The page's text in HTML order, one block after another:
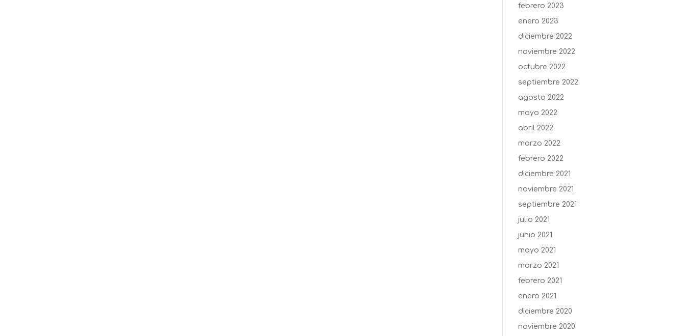
febrero 2023
enero 2023
diciembre 2022
noviembre 2022
octubre 2022
septiembre 2022
agosto 2022
mayo 2022
abril 2022
marzo 2022
febrero 2022
diciembre 2021
noviembre 2021
septiembre 2021
julio 2021
junio 2021
mayo 2021
marzo 2021
febrero 2021
enero 2021
diciembre 2020
noviembre 2020